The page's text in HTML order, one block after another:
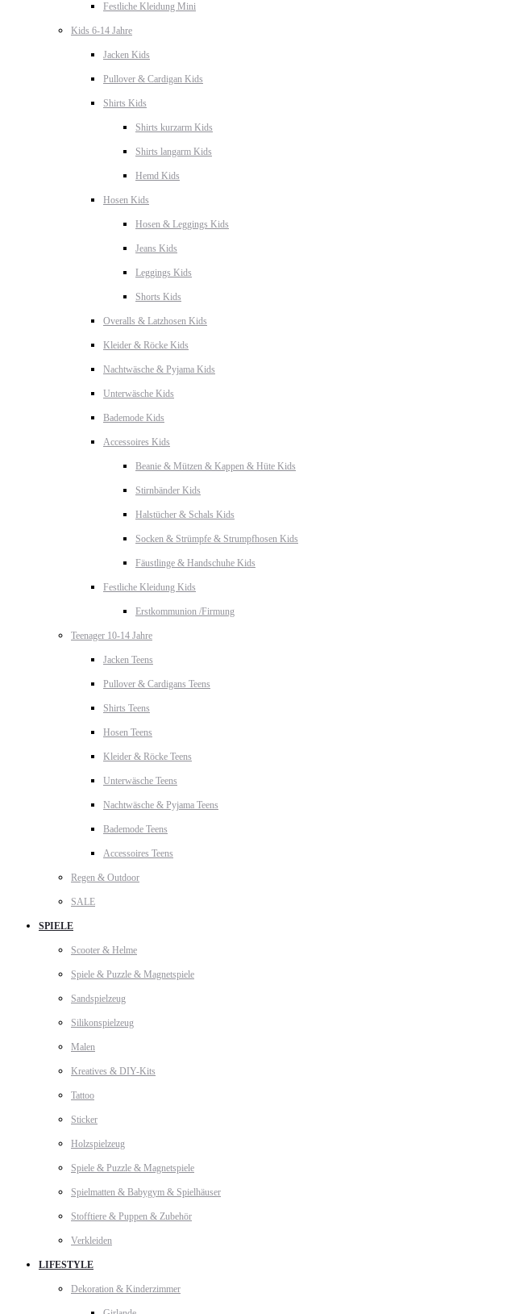
Festliche Kleidung Mini
Kids 6-14 Jahre
Jacken Kids
Pullover & Cardigan Kids
Shirts Kids
Shirts kurzarm Kids
Shirts langarm Kids
Hemd Kids
Hosen Kids
Hosen & Leggings Kids
Jeans Kids
Leggings Kids
Shorts Kids
Overalls & Latzhosen Kids
Kleider & Röcke Kids
Nachtwäsche & Pyjama Kids
Unterwäsche Kids
Bademode Kids
Accessoires Kids
Beanie & Mützen & Kappen & Hüte Kids
Stirnbänder Kids
Halstücher & Schals Kids
Socken & Strümpfe & Strumpfhosen Kids
Fäustlinge & Handschuhe Kids
Festliche Kleidung Kids
Erstkommunion /Firmung
Teenager 10-14 Jahre
Jacken Teens
Pullover & Cardigans Teens
Shirts Teens
Hosen Teens
Kleider & Röcke Teens
Unterwäsche Teens
Nachtwäsche & Pyjama Teens
Bademode Teens
Accessoires Teens
Regen & Outdoor
SALE
SPIELE
Scooter & Helme
Spiele & Puzzle & Magnetspiele
Sandspielzeug
Silikonspielzeug
Malen
Kreatives & DIY-Kits
Tattoo
Sticker
Holzspielzeug
Spiele & Puzzle & Magnetspiele
Spielmatten & Babygym & Spielhäuser
Stofftiere & Puppen & Zubehör
Verkleiden
LIFESTYLE
Dekoration & Kinderzimmer